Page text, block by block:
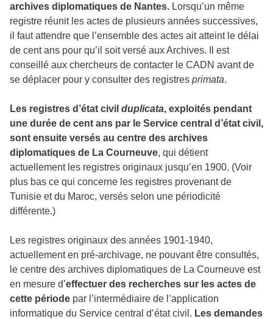
archives diplomatiques de Nantes. Lorsqu’un même
registre réunit les actes de plusieurs années successives,
il faut attendre que l’ensemble des actes ait atteint le délai
de cent ans pour qu’il soit versé aux Archives. Il est
conseillé aux chercheurs de contacter le CADN avant de
se déplacer pour y consulter des registres primata.
Les registres d’état civil duplicata, exploités pendant
une durée de cent ans par le Service central d’état civil,
sont ensuite versés au centre des archives
diplomatiques de La Courneuve, qui détient
actuellement les registres originaux jusqu’en 1900. (Voir
plus bas ce qui concerne les registres provenant de
Tunisie et du Maroc, versés selon une périodicité
différente.)
Les registres originaux des années 1901-1940,
actuellement en pré-archivage, ne pouvant être consultés,
le centre des archives diplomatiques de La Courneuve est
en mesure d’effectuer des recherches sur les actes de
cette période par l’intermédiaire de l’application
informatique du Service central d’état civil. Les demandes